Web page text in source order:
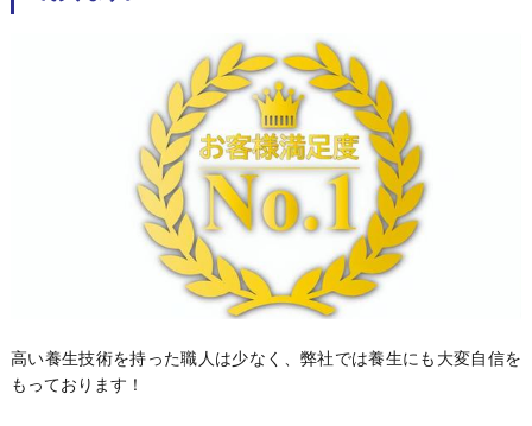
高い養生技術を持った職人は少なく、弊社では養生にも大変自信を
もっております！